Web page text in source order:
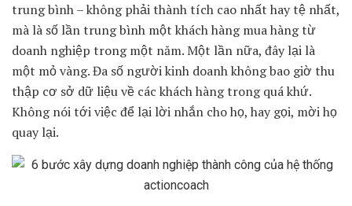
trung bình – không phải thành tích cao nhất hay tệ nhất,
mà là số lần trung bình một khách hàng mua hàng từ
doanh nghiệp trong một năm. Một lần nữa, đây lại là
một mỏ vàng. Đa số người kinh doanh không bao giờ thu
thập cơ sở dữ liệu về các khách hàng trong quá khứ.
Không nói tới việc để lại lời nhắn cho họ, hay gọi, mời họ
quay lại.